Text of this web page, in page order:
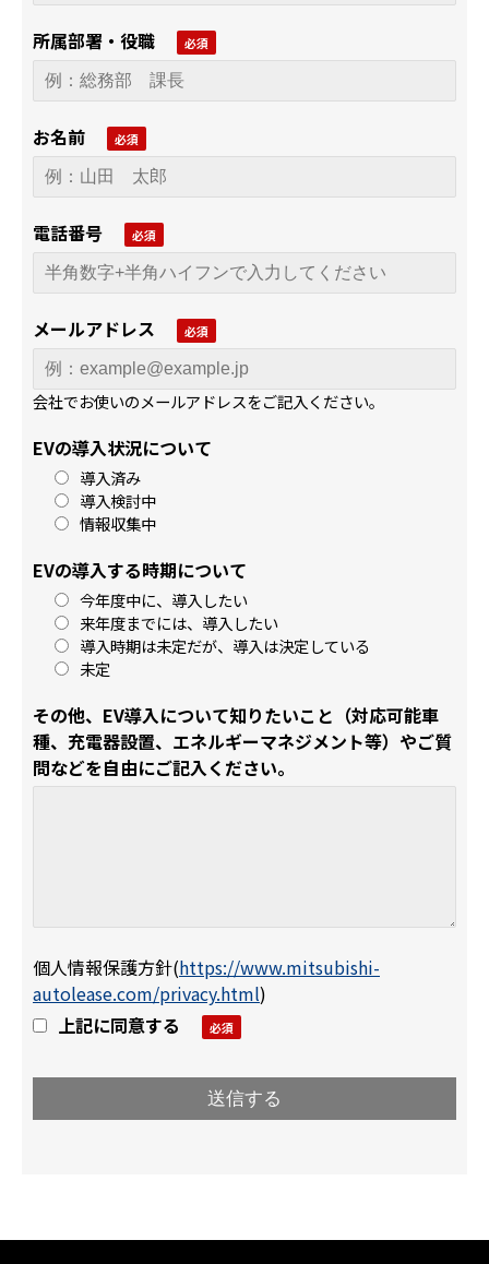
所属部署・役職
お名前
電話番号
メールアドレス
会社でお使いのメールアドレスをご記入ください。
EVの導入状況について
導入済み
導入検討中
情報収集中
EVの導入する時期について
今年度中に、導入したい
来年度までには、導入したい
導入時期は未定だが、導入は決定している
未定
その他、EV導入について知りたいこと（対応可能車
種、充電器設置、エネルギーマネジメント等）やご質
問などを自由にご記入ください。
個人情報保護方針(https://www.mitsubishi-
autolease.com/privacy.html)
上記に同意する